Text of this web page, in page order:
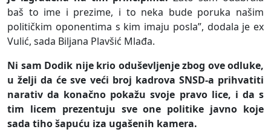
baš to ime i prezime, i to neka bude poruka našim
političkim oponentima s kim imaju posla”, dodala je ex
Vulić, sada Biljana Plavšić Mlađa.
Ni sam Dodik nije krio oduševljenje zbog ove odluke,
u želji da će sve veći broj kadrova SNSD-a prihvatiti
narativ da konačno pokažu svoje pravo lice, i da s
tim licem prezentuju sve one politike javno koje
sada tiho šapuću iza ugašenih kamera.